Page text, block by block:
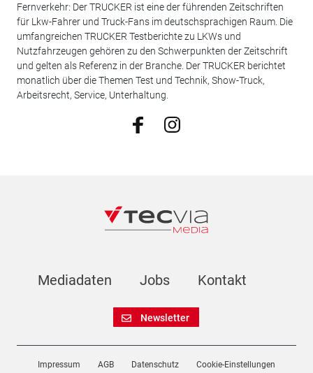
Fernverkehr: Der TRUCKER ist eine der führenden Zeitschriften
für Lkw-Fahrer und Truck-Fans im deutschsprachigen Raum. Die
umfangreichen TRUCKER Testberichte zu LKWs und
Nutzfahrzeugen gehören zu den Schwerpunkten der Zeitschrift
und gelten als Referenz in der Branche. Der TRUCKER berichtet
monatlich über die Themen Test und Technik, Show-Truck,
Arbeitsrecht, Service, Unterhaltung.
Mediadaten Jobs Kontakt
Newsletter
Impressum AGB Datenschutz Cookie-Einstellungen